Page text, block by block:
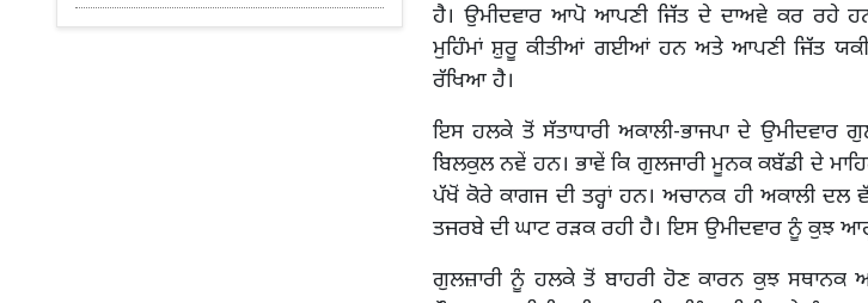
ਹੈ। ਉਮੀਦਵਾਰ ਆਪੋ ਆਪਣੀ ਜਿੱਤ ਦੇ ਦਾਅਵੇ ਕਰ ਰਹੇ
ਮੁਹਿੰਮਾਂ ਸ਼ੁਰੂ ਕੀਤੀਆਂ ਗਈਆਂ ਹਨ ਅਤੇ ਆਪਣੀ ਜਿੱਤ
ਰੱਖਿਆ ਹੈ।
ਇਸ ਹਲਕੇ ਤੋਂ ਸੱਤਾਧਾਰੀ ਅਕਾਲੀ-ਭਾਜਪਾ ਦੇ ਉਮੀਦਵਾਰ
ਬਿਲਕੁਲ ਨਵੇਂ ਹਨ। ਭਾਵੇਂ ਕਿ ਗੁਲਜਾਰੀ ਮੂਨਕ ਕਬੱਡੀ ਦੇ
ਪੱਖੋਂ ਕੋਰੇ ਕਾਗਜ ਦੀ ਤਰ੍ਹਾਂ ਹਨ। ਅਚਾਨਕ ਹੀ ਅਕਾਲੀ
ਤਜਰਬੇ ਦੀ ਘਾਟ ਰੜਕ ਰਹੀ ਹੈ। ਇਸ ਉਮੀਦਵਾਰ ਨੂੰ ਕੁਝ
ਗੁਲਜ਼ਾਰੀ ਨੂੰ ਹਲਕੇ ਤੋਂ ਬਾਹਰੀ ਹੋਣ ਕਾਰਨ ਕੁਝ ਸਥਾਨਕ